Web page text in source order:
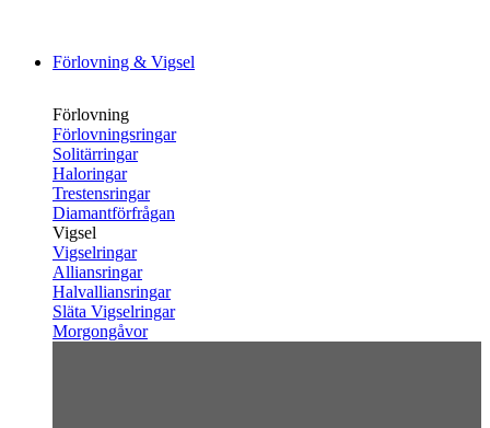
Förlovning & Vigsel
Förlovning
Förlovningsringar
Solitärringar
Haloringar
Trestensringar
Diamantförfrågan
Vigsel
Vigselringar
Alliansringar
Halvalliansringar
Släta Vigselringar
Morgongåvor